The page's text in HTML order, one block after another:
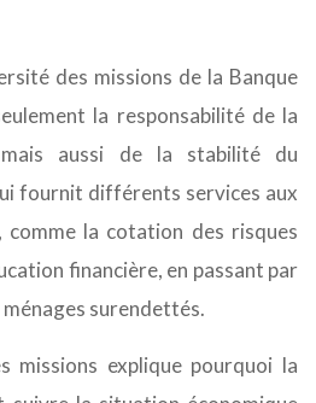
des missions de la Banque
la responsabilité de la
aussi de la stabilité du
fournit différents services aux
comme la cotation des risques
financière, en passant par
ménages surendettés.
explique pourquoi la